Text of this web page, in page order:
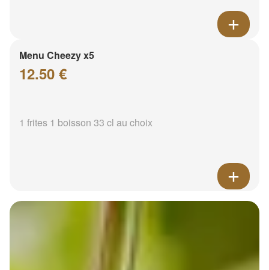
Menu Cheezy x5
12.50 €
1 frites 1 boisson 33 cl au choix